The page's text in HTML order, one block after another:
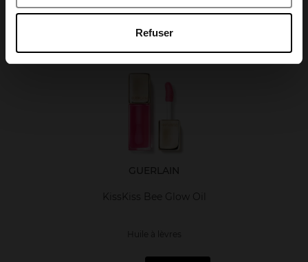
Refuser
Oublié quelque chose ?
GUERLAIN
KissKiss Bee Glow Oil
Huile à lèvres